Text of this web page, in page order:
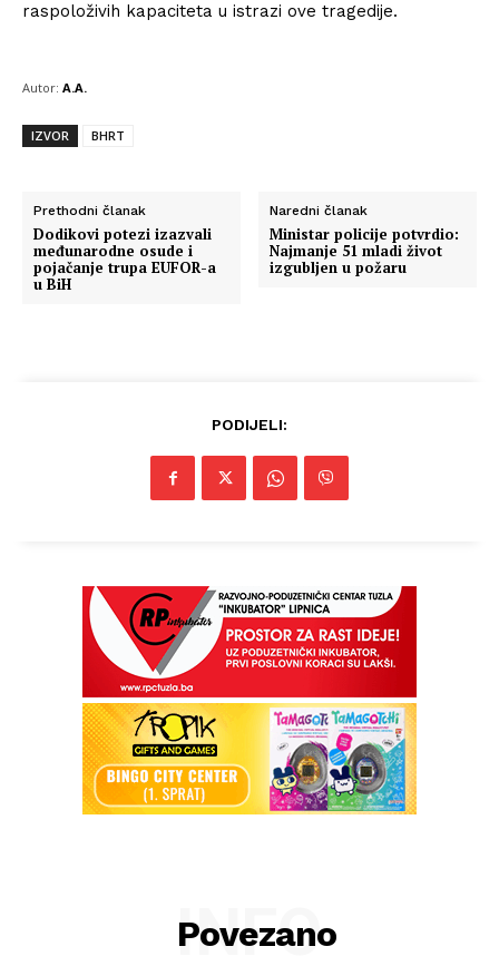
raspoloživih kapaciteta u istrazi ove tragedije.
Autor: A.A.
IZVOR BHRT
Prethodni članak
Dodikovi potezi izazvali
međunarodne osude i
pojačanje trupa EUFOR-a
u BiH
Naredni članak
Ministar policije potvrdio:
Najmanje 51 mladi život
izgubljen u požaru
PODIJELI:
Povezano
INFO